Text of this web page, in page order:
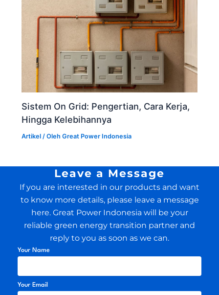
Sistem On Grid: Pengertian, Cara Kerja,
Hingga Kelebihannya
Artikel / OlehGreat Power Indonesia
Leave a Message
If you are interested in our products and want
to know more details, please leave a message
here. Great Power Indonesia will be your
reliable green energy transition partner and
reply to you as soon as we can.
Your Name
Your Email